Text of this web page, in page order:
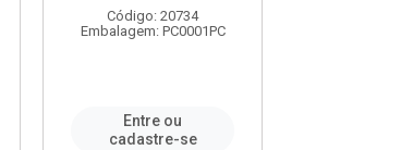
Código: 20734
Embalagem: PC0001PC
Entre ou
cadastre-se